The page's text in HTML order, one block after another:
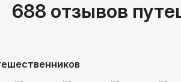
688 отзывов